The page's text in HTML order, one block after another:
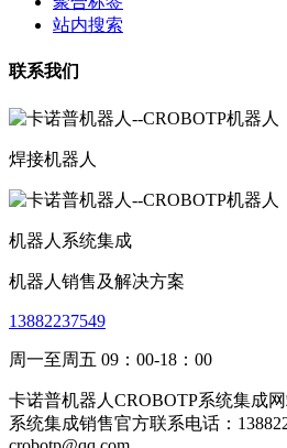
站内搜索
联系我们
焊接机器人
机器人系统集成
机器人销售及解决方案
13882237549
周一至周五 09：00-18：00
卡诺普机器人CROBOTP系统集成
系统集成销售官方联系电话：